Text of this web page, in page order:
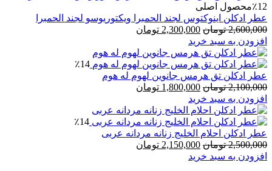
٪12محصول اصلی
عطر ادکلن اینوکتوس لجند الحمبرا ویکتوریوسو لجند الحمبرا
2,600,000 تومان قیمت
اصلی
2,600,000 تومان
بود.
2,300,000 تومان
2,300,000 تومان
است.
افزودن به سبد خرید
٪14
عطر ادکلن تق هرمس جانوین لهوم له هوم
2,100,000 تومان قیمت
اصلی
2,100,000 تومان
بود.
1,800,000 تومان
1,800,000 تومان
است.
افزودن به سبد خرید
٪14
عطر ادکلن احلام الخلیج زنانه مردانه عربی
2,500,000 تومان قیمت
اصلی
2,150,000 تومان
افزودن به سبد خرید